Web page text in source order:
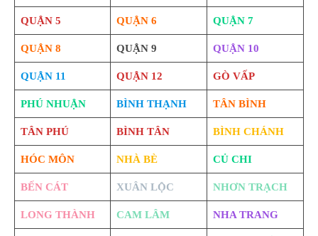
QUẬN 5 QUẬN 6 QUẬN 7
QUẬN 8 QUẬN 9 QUẬN 10
QUẬN 11 QUẬN 12 GÒ VẤP
PHÚ NHUẬN BÌNH THẠNH TÂN BÌNH
TÂN PHÚ BÌNH TÂN BÌNH CHÁNH
HÓC MÔN NHÀ BÈ CỦ CHI
BẾN CÁT XUÂN LỘC NHƠN TRẠCH
LONG THÀNH CAM LÂM NHA TRANG